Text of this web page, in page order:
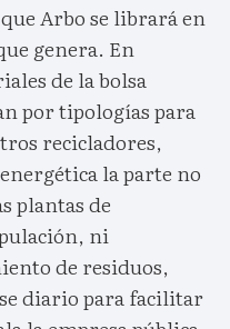
Arbo se librará en
genera. En
de la bolsa
por tipologías para
recicladores,
la parte no
plantas de
ni
de residuos,
diario para facilitar